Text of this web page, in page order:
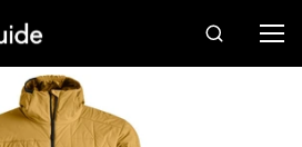
zum Suchen